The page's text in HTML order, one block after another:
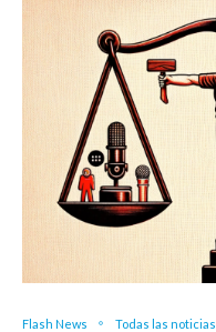
Flash News Todas las noticias